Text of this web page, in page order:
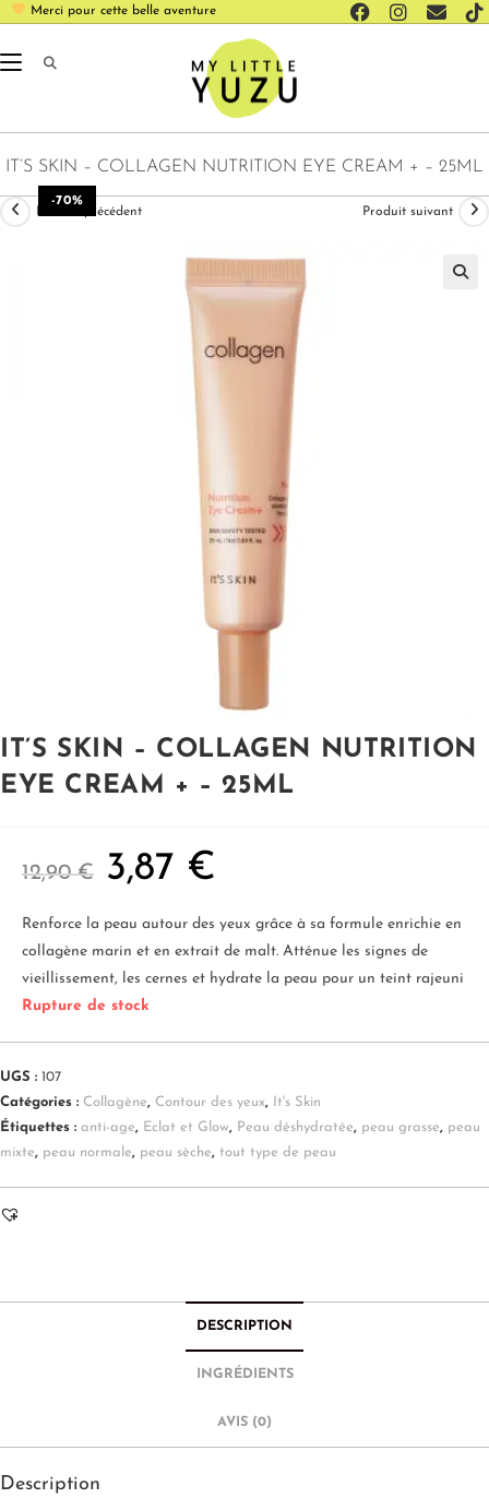
Merci pour cette belle aventure
IT’S SKIN – COLLAGEN NUTRITION EYE CREAM + – 25ML
-70%
Produit précédent Produit suivant
IT’S SKIN – COLLAGEN NUTRITION
EYE CREAM + – 25ML
12,90€ 3,87 €
Renforce la peau autour des yeux grâce à sa formule enrichie en
collagène marin et en extrait de malt. Atténue les signes de
vieillissement, les cernes et hydrate la peau pour un teint rajeuni
Rupture de stock
UGS : 107
Catégories : Collagène, Contour des yeux,
It's Skin
Étiquettes : anti-age, Eclat et Glow, Peau déshydratée, peau grasse, peau
mixte, peau normale, peau sèche, tout type de peau
DESCRIPTION
INGRÉDIENTS
AVIS (0)
Description